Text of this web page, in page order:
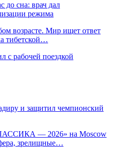
до сна: врач дал
режима
возрасте. Мир ищет ответ
тибетской…
с рабочей поездкой
и защитил чемпионский
— 2026» на Moscow
зрелищные…